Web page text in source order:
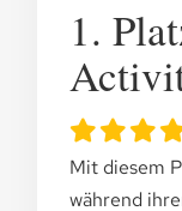
1.
Mit diesem
während